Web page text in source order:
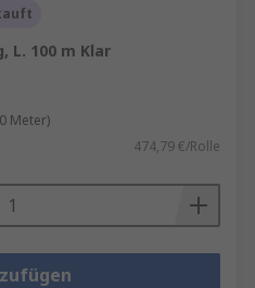
L. 100 m Klar
Meter)
474,79 €/Rolle